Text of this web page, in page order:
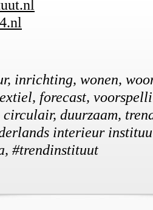
inrichting, wonen,
forecast,
duurzaam,
interieur
#trendinstituut